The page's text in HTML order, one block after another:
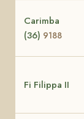
Carimba
(36) 9188
Fi Filippa II